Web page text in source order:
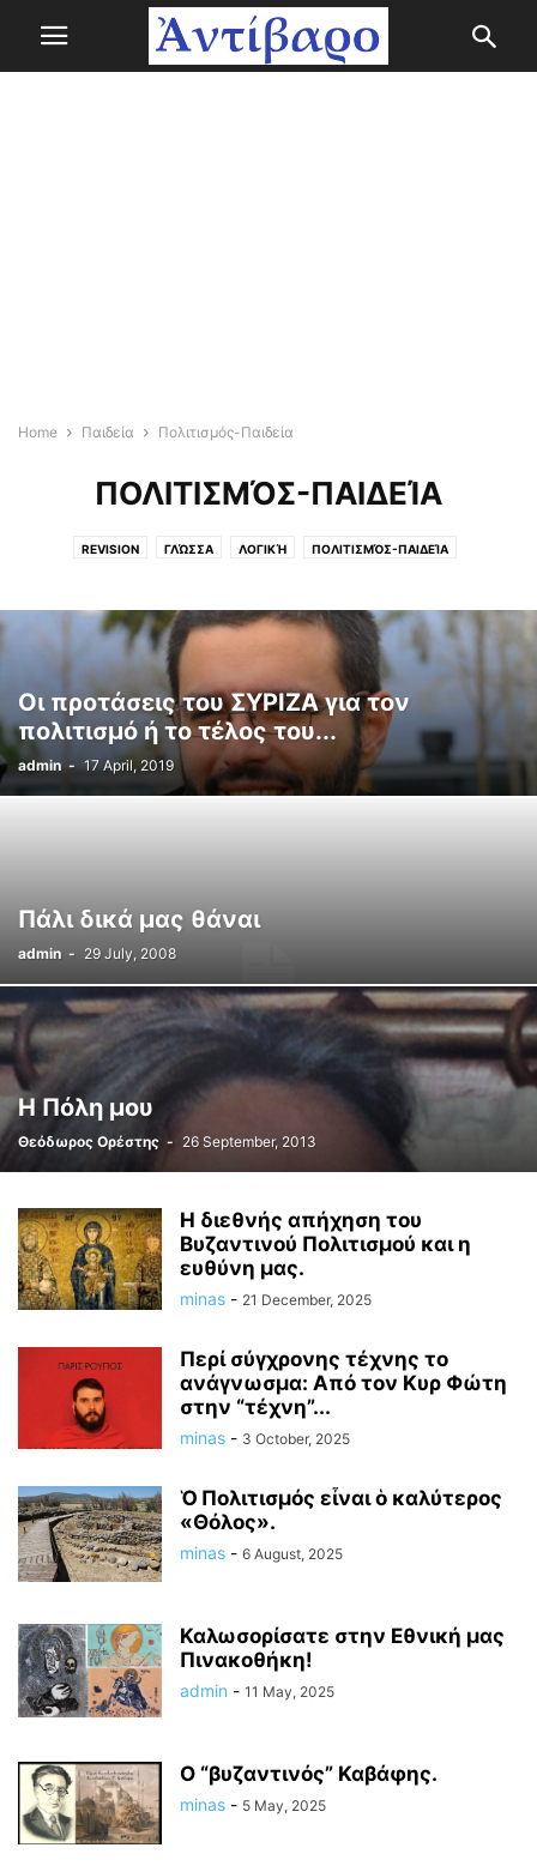
Home Παιδεία Πολιτισμός-Παιδεία
ΠΟΛΙΤΙΣΜΌΣ-ΠΑΙΔΕΊΑ
REVISION ΓΛΏΣΣΑ ΛΟΓΙΚΉ ΠΟΛΙΤΙΣΜΌΣ-ΠΑΙΔΕΊΑ
Οι προτάσεις του ΣΥΡΙΖΑ για τον
πολιτισμό ή το τέλος του...
admin - 17 April, 2019
Πάλι δικά μας θάναι
admin - 29 July, 2008
H Πόλη μου
Θεόδωρος Ορέστης - 26 September, 2013
Η διεθνής απήχηση του
Βυζαντινού Πολιτισμού και η
ευθύνη μας.
minas - 21 December, 2025
Περί σύγχρονης τέχνης το
ανάγνωσμα: Από τον Κυρ Φώτη
στην “τέχνη”...
minas - 3 October, 2025
Ὁ Πολιτισμός εἶναι ὁ καλύτερος
«Θόλος».
minas - 6 August, 2025
Καλωσορίσατε στην Εθνική μας
Πινακοθήκη!
admin - 11 May, 2025
Ο “βυζαντινός” Καβάφης.
minas - 5 May, 2025